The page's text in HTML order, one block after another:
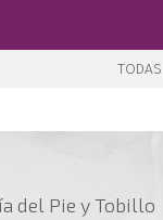
del Pie y Tobillo